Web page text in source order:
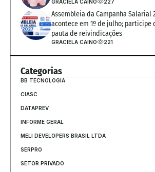
GRACIELA CAINO 227
Assembleia da Campanha Salarial
acontece em 1º de julho; participe
pauta de reivindicações
GRACIELA CAINO 221
Categorias
BB TECNOLOGIA
CIASC
DATAPREV
INFORME GERAL
MELI DEVELOPERS BRASIL LTDA
SERPRO
SETOR PRIVADO